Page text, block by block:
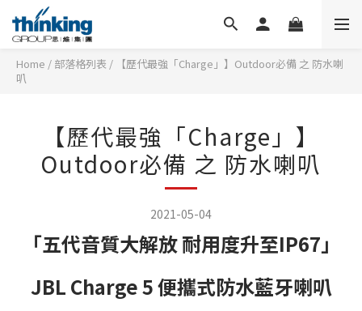
Home / 部落格列表 /
【歷代最強「Charge」】Outdoor必備 之 防水喇
叭
【歷代最強「Charge」】
Outdoor必備 之 防水喇叭
2021-05-04
「五代音質大解放 耐用度升至IP67」
JBL Charge 5 便攜式防水藍牙喇叭